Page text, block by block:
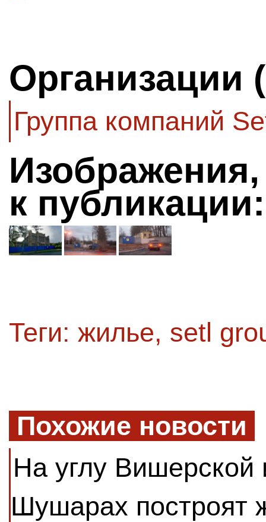
Организации
Группа компаний
к публикации:
Теги: жилье, setl
Похожие новости
На углу Вишерской
Шушарах построят